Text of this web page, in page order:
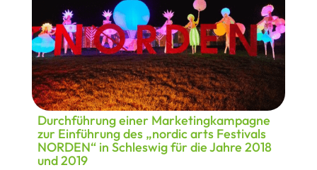
Durchführung einer Marketingkampagne
zur Einführung des „nordic arts Festivals
NORDEN“ in Schleswig für die Jahre 2018
und 2019